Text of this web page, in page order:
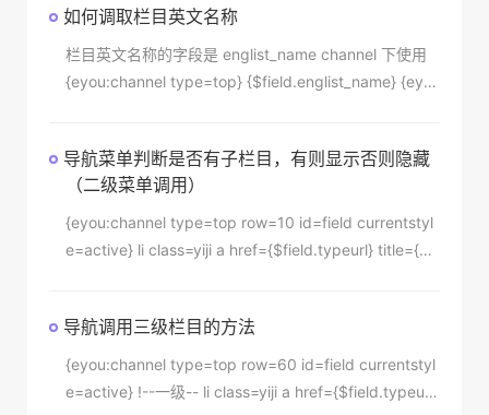
如何调取栏目英文名称
栏目英文名称的字段是 englist_name channel 下使用
{eyou:channel type=top} {$field.englist_name} {eyo
channelartlist}
导航菜单判断是否有子栏目，有则显示否则隐藏
（二级菜单调用）
{eyou:channel type=top row=10 id=field currentstyl
e=active} li class=yiji a href={$field.typeurl} title={$fi
class=erji {eyou:channel name=
导航调用三级栏目的方法
{eyou:channel type=top row=60 id=field currentstyl
e=active} !--一级-- li class=yiji a href={$field.typeurl}